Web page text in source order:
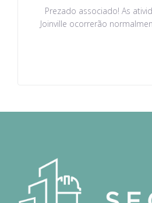
Prezado associado! As
Joinville ocorrerão